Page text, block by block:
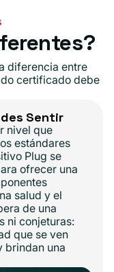
diferencia entre
certificado debe
Sentir
nivel que
estándares
Plug se
ofrecer una
salud y el
de una
ni conjeturas:
que se ven
brindan una